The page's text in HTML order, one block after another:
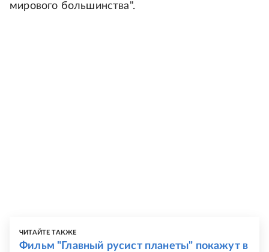
мирового большинства".
ЧИТАЙТЕ ТАКЖЕ
Фильм "Главный русист планеты" покажут в